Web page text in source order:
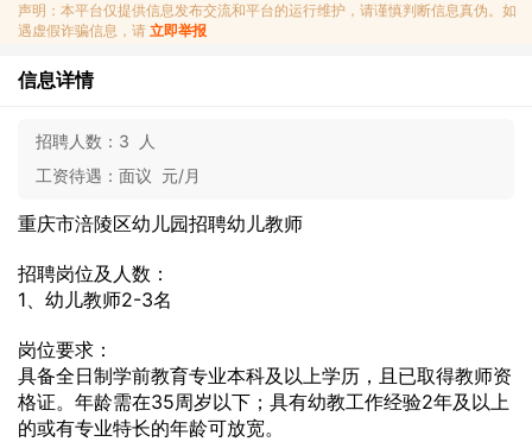
声明：本平台仅提供信息发布交流和平台的运行维护，请谨慎判断信息真伪。如
遇虚假诈骗信息，请 立即举报
信息详情
招聘人数： 3 人
工资待遇： 面议 元/月
重庆市涪陵区幼儿园招聘幼儿教师
招聘岗位及人数：
1、幼儿教师2-3名
岗位要求：
具备全日制学前教育专业本科及以上学历，且已取得教师资
格证。年龄需在35周岁以下；具有幼教工作经验2年及以上
的或有专业特长的年龄可放宽。